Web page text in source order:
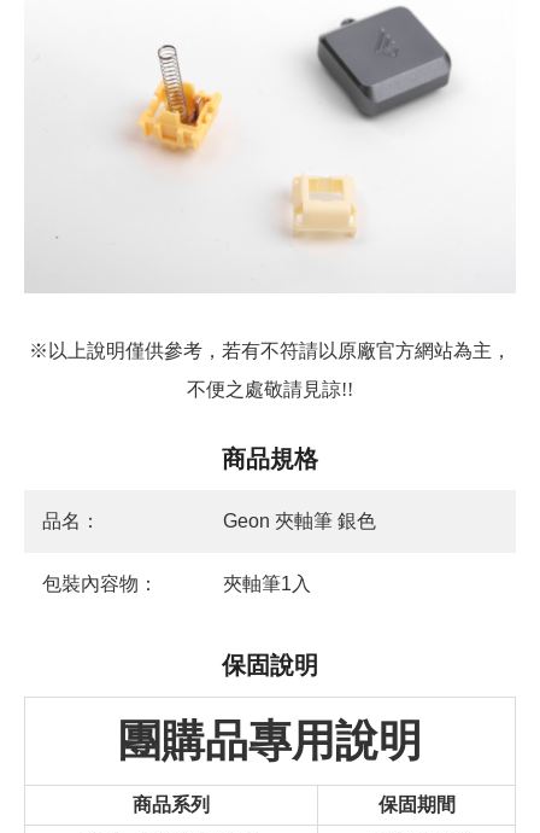
※以上說明僅供參考，若有不符請以原廠官方網站為主，
不便之處敬請見諒!!
商品規格
品名： Geon 夾軸筆 銀色
包裝內容物： 夾軸筆1入
保固說明
團購品專用說明
商品系列
保固期間